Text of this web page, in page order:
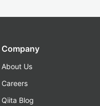
Company
About Us
Careers
Qiita Blog